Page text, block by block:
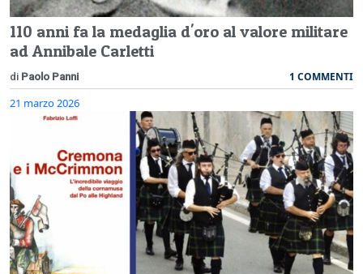
110 anni fa la medaglia d'oro al valore militare
ad Annibale Carletti
di Paolo Panni 1 COMMENTI
21 marzo 2026